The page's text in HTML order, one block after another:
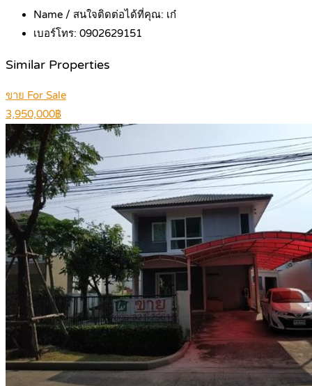
Name / สนใจติดต่อได้ที่คุณ: เก๋
เบอร์โทร: 0902629151
Similar Properties
ขาย For Sale
3,950,000฿